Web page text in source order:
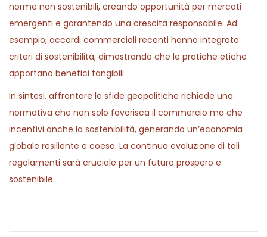
norme non sostenibili, creando opportunità per mercati
emergenti e garantendo una crescita responsabile. Ad
esempio, accordi commerciali recenti hanno integrato
criteri di sostenibilità, dimostrando che le pratiche etiche
apportano benefici tangibili.
In sintesi, affrontare le sfide geopolitiche richiede una
normativa che non solo favorisca il commercio ma che
incentivi anche la sostenibilità, generando un’economia
globale resiliente e coesa. La continua evoluzione di tali
regolamenti sarà cruciale per un futuro prospero e
sostenibile.